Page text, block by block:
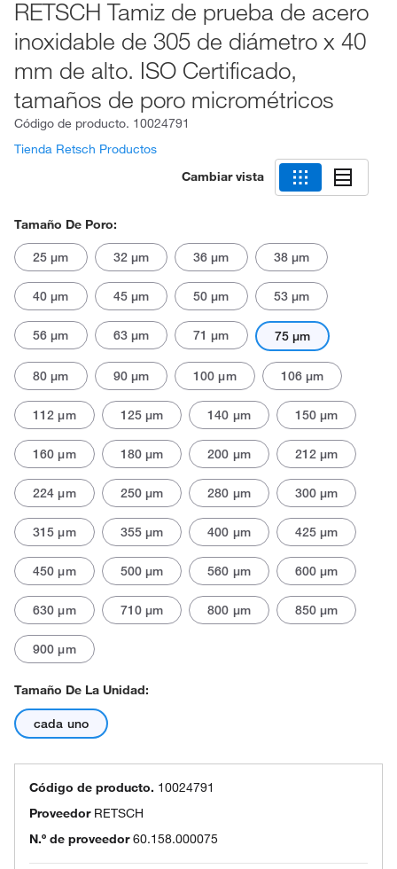
RETSCH Tamiz de prueba de acero
inoxidable de 305 de diámetro x 40
mm de alto. ISO Certificado,
tamaños de poro micrométricos
Código de producto. 10024791
Tienda Retsch Productos
Cambiar vista
Tamaño De Poro:
25 μm 32 μm 36 μm 38 μm
40 μm 45 μm 50 μm 53 μm
56 μm 63 μm 71 μm 75 μm
80 μm 90 μm 100 μm 106 μm
112 μm 125 μm 140 μm 150 μm
160 μm 180 μm 200 μm 212 μm
224 μm 250 μm 280 μm 300 μm
315 μm 355 μm 400 μm 425 μm
450 μm 500 μm 560 μm 600 μm
630 μm 710 μm 800 μm 850 μm
900 μm
Tamaño De La Unidad:
cada uno
Código de producto. 10024791
Proveedor RETSCH
N.º de proveedor 60.158.000075